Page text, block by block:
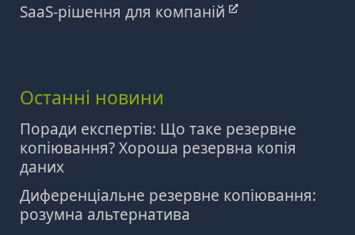
SaaS-рішення для компаній
Останні новини
Поради експертів: Що таке резервне
копіювання? Хороша резервна копія
даних
Диференціальне резервне копіювання:
розумна альтернатива